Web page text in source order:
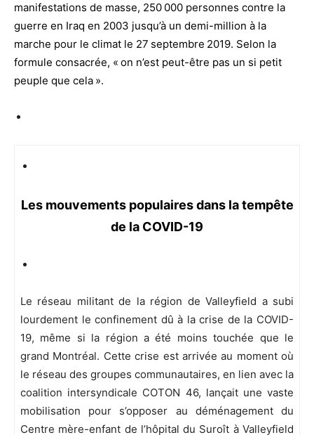
manifestations de masse, 250 000 personnes contre la
guerre en Iraq en 2003 jusqu’à un demi-million à la
marche pour le climat le 27 septembre 2019. Selon la
formule consacrée, « on n’est peut-être pas un si petit
peuple que cela ».
Les mouvements populaires dans la tempête
de la COVID-19
Le réseau militant de la région de Valleyfield a subi
lourdement le confinement dû à la crise de la COVID-
19, même si la région a été moins touchée que le
grand Montréal. Cette crise est arrivée au moment où
le réseau des groupes communautaires, en lien avec la
coalition intersyndicale COTON 46, lançait une vaste
mobilisation pour s’opposer au déménagement du
Centre mère-enfant de l’hôpital du Suroît à Valleyfield